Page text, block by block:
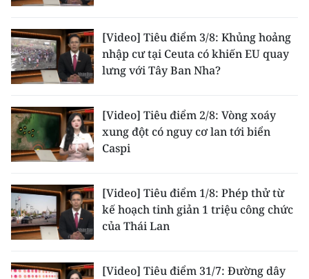
ENGLISH
中文
FRANÇAIS
РУССКИЙ
ESPAÑOL
[Video] Tiêu điểm 3/8: Khủng hoảng
nhập cư tại Ceuta có khiến EU quay
lưng với Tây Ban Nha?
[Video] Tiêu điểm 2/8: Vòng xoáy
xung đột có nguy cơ lan tới biển
Caspi
[Video] Tiêu điểm 1/8: Phép thử từ
kế hoạch tinh giản 1 triệu công chức
của Thái Lan
[Video] Tiêu điểm 31/7: Đường dây